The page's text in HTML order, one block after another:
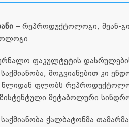
– რეპროდუქტოლოგი, მეან-
ფაკულტეტის
მოგვიანებით კი
წლიდან ფლობს
მეტაბოლური
ქალბატონმა